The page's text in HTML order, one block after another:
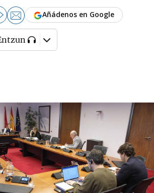
Añádenos en Google